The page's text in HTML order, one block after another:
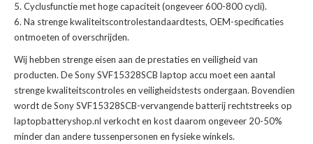
Cyclusfunctie met hoge capaciteit (ongeveer 600-800 cycli).
Na strenge kwaliteitscontrolestandaardtests, OEM-specificaties
ontmoeten of overschrijden.
Wij hebben strenge eisen aan de prestaties en veiligheid van
producten. DeSony SVF15328SCB laptop accu moet een aantal
strenge kwaliteitscontroles en veiligheidstests ondergaan. Bovendien
wordt deSony SVF15328SCB-vervangende batterijrechtstreeks op
laptopbatteryshop.nl verkocht en kost daarom ongeveer 20-50%
minder dan andere tussenpersonen en fysieke winkels.